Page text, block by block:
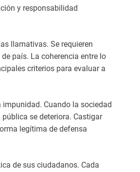
y responsabilidad
llamativas. Se requieren
país. La coherencia entre lo
criterios para evaluar a
Cuando la sociedad
se deteriora. Castigar
legítima de defensa
de sus ciudadanos. Cada